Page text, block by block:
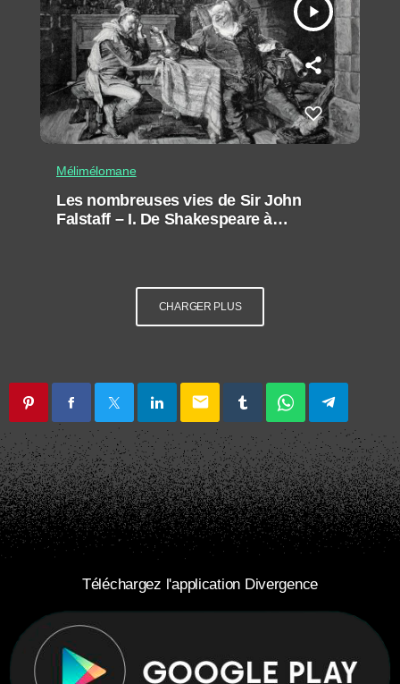
play_arrow
Mélimélomane
Les nombreuses vies de Sir John
Falstaff – I. De Shakespeare à
CHARGER PLUS
email
Téléchargez l'application Divergence